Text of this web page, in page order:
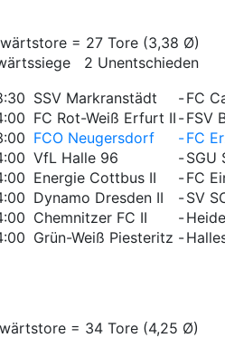
= 27 Tore (3,38 Ø)
2 Unentschieden
SSV Markranstädt -FC
FC Rot-Weiß Erfurt II -FSV
FCO Neugersdorf -FC
VfL Halle 96 -SGU
Energie Cottbus II -FC
Dynamo Dresden II -SV
Chemnitzer FC II -
Grün-Weiß Piesteritz -
= 34 Tore (4,25 Ø)